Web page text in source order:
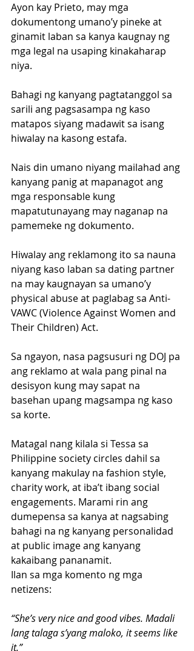
Ayon kay Prieto, may mga
dokumentong umano’y pineke at
ginamit laban sa kanya kaugnay ng
mga legal na usaping kinakaharap
niya.
Bahagi ng kanyang pagtatanggol sa
sarili ang pagsasampa ng kaso
matapos siyang madawit sa isang
hiwalay na kasong estafa.
Nais din umano niyang mailahad ang
kanyang panig at mapanagot ang
mga responsable kung
mapatutunayang may naganap na
pamemeke ng dokumento.
Hiwalay ang reklamong ito sa nauna
niyang kaso laban sa dating partner
na may kaugnayan sa umano’y
physical abuse at paglabag sa Anti-
VAWC (Violence Against Women and
Their Children) Act.
Sa ngayon, nasa pagsusuri ng DOJ pa
ang reklamo at wala pang pinal na
desisyon kung may sapat na
basehan upang magsampa ng kaso
sa korte.
Matagal nang kilala si Tessa sa
Philippine society circles dahil sa
kanyang makulay na fashion style,
charity work, at iba’t ibang social
engagements. Marami rin ang
dumepensa sa kanya at nagsabing
bahagi na ng kanyang personalidad
at public image ang kanyang
kakaibang pananamit.
Ilan sa mga komento ng mga
netizens:
“She’s very nice and good vibes. Madali
lang talaga s’yang maloko, it seems like
it.”